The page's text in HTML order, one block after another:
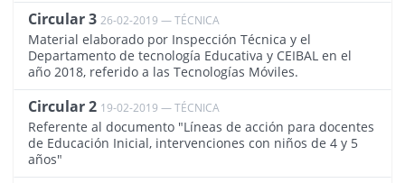
Circular 3 26-02-2019 — TÉCNICA
Material elaborado por Inspección Técnica y el
Departamento de tecnología Educativa y CEIBAL en el
año 2018, referido a las Tecnologías Móviles.
Circular 2 19-02-2019 — TÉCNICA
Referente al documento "Líneas de acción para docentes
de Educación Inicial, intervenciones con niños de 4 y 5
años"